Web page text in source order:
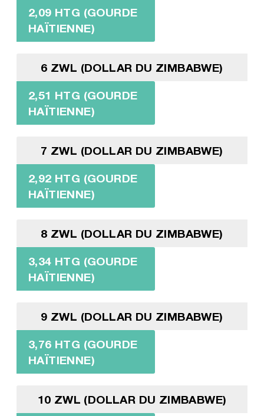
2,09 HTG (GOURDE
HAÏTIENNE)
6 ZWL (DOLLAR DU ZIMBABWE)
2,51 HTG (GOURDE
HAÏTIENNE)
7 ZWL (DOLLAR DU ZIMBABWE)
2,92 HTG (GOURDE
HAÏTIENNE)
8 ZWL (DOLLAR DU ZIMBABWE)
3,34 HTG (GOURDE
HAÏTIENNE)
9 ZWL (DOLLAR DU ZIMBABWE)
3,76 HTG (GOURDE
HAÏTIENNE)
10 ZWL (DOLLAR DU ZIMBABWE)